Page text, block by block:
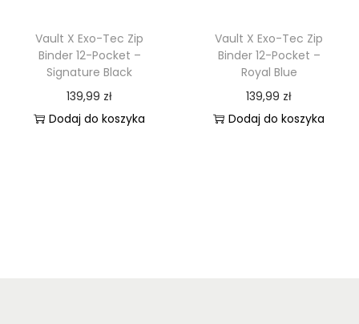
Vault X Exo-Tec Zip
Binder 12-Pocket –
Signature Black
139,99 zł
Dodaj do koszyka
Vault X Exo-Tec Zip
Binder 12-Pocket –
Royal Blue
139,99 zł
Dodaj do koszyka